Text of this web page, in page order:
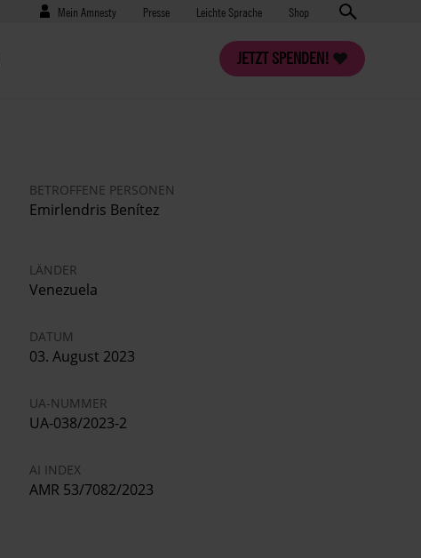
Benutzermenü
Mein Amnesty Presse
Presse Leichte Sprache Shop
JETZT SPENDEN!
BETROFFENE PERSONEN
Emirlendris Benítez
LÄNDER
Venezuela
DATUM
03. August 2023
UA-NUMMER
UA-038/2023-2
AI INDEX
AMR 53/7082/2023